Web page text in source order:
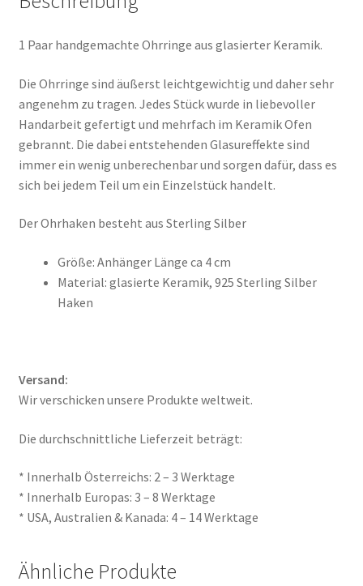
1 Paar handgemachte Ohrringe aus glasierter Keramik.
Die Ohrringe sind äußerst leichtgewichtig und daher sehr
angenehm zu tragen. Jedes Stück wurde in liebevoller
Handarbeit gefertigt und mehrfach im Keramik Ofen
gebrannt. Die dabei entstehenden Glasureffekte sind
immer ein wenig unberechenbar und sorgen dafür, dass es
sich bei jedem Teil um ein Einzelstück handelt.
Der Ohrhaken besteht aus Sterling Silber
Größe: Anhänger Länge ca 4 cm
Material: glasierte Keramik, 925 Sterling Silber
Haken
Versand:
Wir verschicken unsere Produkte weltweit.
Die durchschnittliche Lieferzeit beträgt:
* Innerhalb Österreichs: 2 – 3 Werktage
* Innerhalb Europas: 3 – 8 Werktage
* USA, Australien & Kanada: 4 – 14 Werktage
Ähnliche Produkte